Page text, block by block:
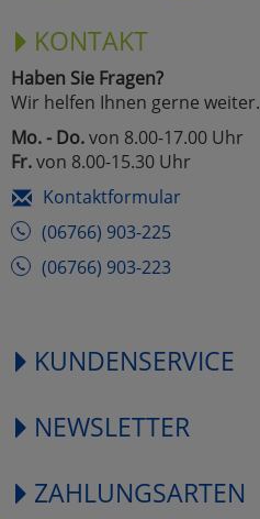
KONTAKT
Haben Sie Fragen?
Wir helfen Ihnen gerne weiter.
Mo. - Do.von 8.00-17.00 Uhr
Fr.von 8.00-15.30 Uhr
Kontaktformular
(06766) 903-225
(06766) 903-223
KUNDENSERVICE
NEWSLETTER
ZAHLUNGSARTEN